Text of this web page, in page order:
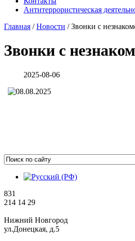
Антитеррористическая
Главная /Новости /Звонки с
Звонки с
2025-08-06
831
214 14 29
Нижний Новгород
ул.Донецкая, д.5